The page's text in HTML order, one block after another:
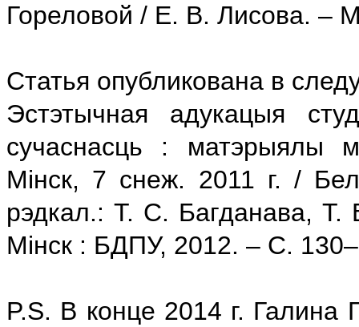
Гореловой / Е. В. Лисова. –
Статья опубликована в
Эстэтычная адукацыя
сучаснасць : матэрыялы
Мінск, 7 снеж. 2011 г. /
рэдкал.: Т. С. Багданава, Т.
Мінск : БДПУ, 2012. – С.
P.S. В конце 2014 г. Галина